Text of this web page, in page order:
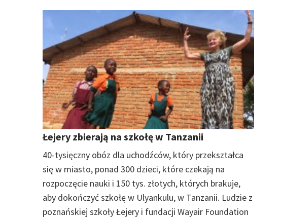
Łejery zbierają na szkołę w Tanzanii
40-tysięczny obóz dla uchodźców, który przekształca
się w miasto, ponad 300 dzieci, które czekają na
rozpoczęcie nauki i 150 tys. złotych, których brakuje,
aby dokończyć szkołę w Ulyankulu, w Tanzanii. Ludzie z
poznańskiej szkoły Łejery i fundacji Wayair Foundation